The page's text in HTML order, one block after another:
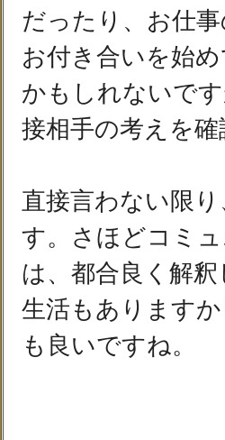
だったり、お仕
お付き合いを始
かもしれないで
接相手の考えを
直接言わない限
す。さほどコミ
は、都合良く解
生活もあります
も良いですね。